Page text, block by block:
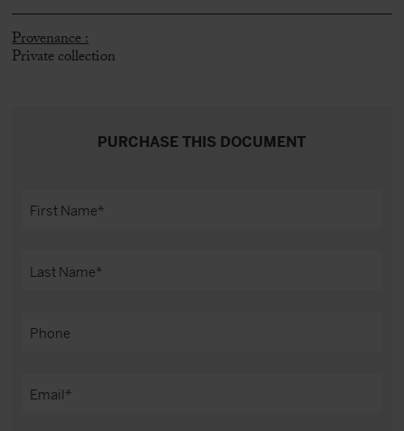
Provenance :
Private collection
PURCHASE THIS DOCUMENT